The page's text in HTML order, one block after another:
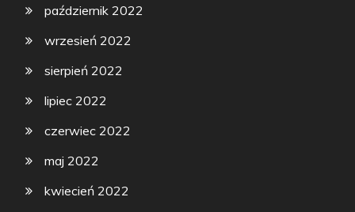
październik 2022
wrzesień 2022
sierpień 2022
lipiec 2022
czerwiec 2022
maj 2022
kwiecień 2022